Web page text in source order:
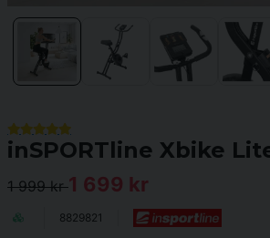
inSPORTline Xbike
1 999 kr1 699 kr
8829821